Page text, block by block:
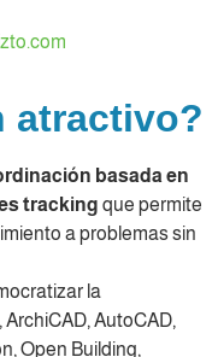
atractivo?
basada en
tracking que permite
a problemas sin
la
AutoCAD,
Open Building,